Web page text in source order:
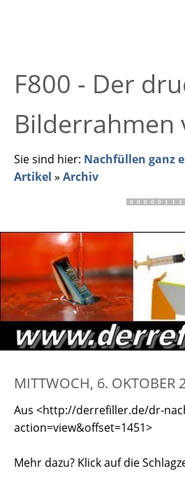
F800 - Der
Bilderrahmen
Sie sind hier: Nachfüllen ganz
Artikel » Archiv
MITTWOCH, 6. OKTOBER
Aus <http://derrefiller.de/dr-
action=view&offset=1451>
Mehr dazu? Klick auf die